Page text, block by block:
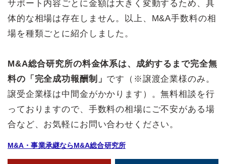
サポート内容ごとに金額は大きく変動するため、具
体的な相場は存在しません。以上、M&A手数料の相
場を種類ごとに紹介しました。
M&A総合研究所の料金体系は、成約するまで完全無
料の「完全成功報酬制」 です（※譲渡企業様のみ。
譲受企業様は中間金がかかります）。無料相談を行
っておりますので、手数料の相場にご不安がある場
合など、お気軽にお問い合わせください。
M&A・事業承継ならM&A総合研究所